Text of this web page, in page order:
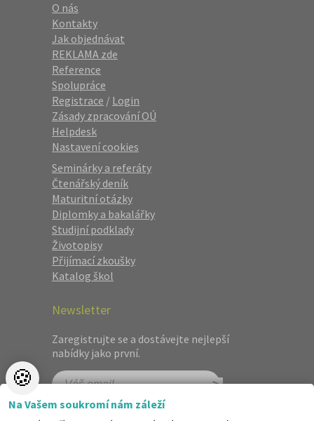
O nás
Kontakty
Jak objednávat
REKLAMA zde
Reference
Spolupráce
Registrace / Login
Zásady zpracování OÚ
Helpdesk
Nastavení cookies
Seminárky a referáty
Čtenářský deník
Maturitní otázky
Diplomky a bakalářky
Studijní podklady
Životopisy
Přijímací zkoušky
Katalog škol
Newsletter
Zaregistrujte se a dostávejte nejlepší
nabídky jako první.
🍪
Na Vašem soukromí nám záleží